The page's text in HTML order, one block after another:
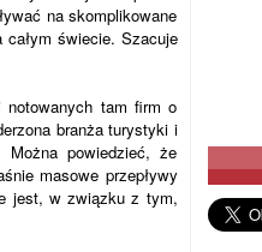
na skomplikowane
całym świecie. Szacuje
notowanych tam firm o
branża turystyki i
powiedzieć, że
masowe przepływy
jest, w związku z tym,